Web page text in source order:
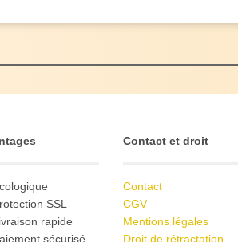
SSL
rapide
sécurisé
Contact et droit
Contact
CGV
Mentions légales
Droit de rétractation